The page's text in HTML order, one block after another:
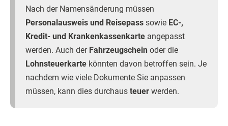
Nach der Namensänderung müssen
Personalausweis und Reisepass sowie EC-,
Kredit- und Krankenkassenkarte angepasst
werden. Auch der Fahrzeugschein oder die
Lohnsteuerkarte könnten davon betroffen sein. Je
nachdem wie viele Dokumente Sie anpassen
müssen, kann dies durchaus teuer werden.